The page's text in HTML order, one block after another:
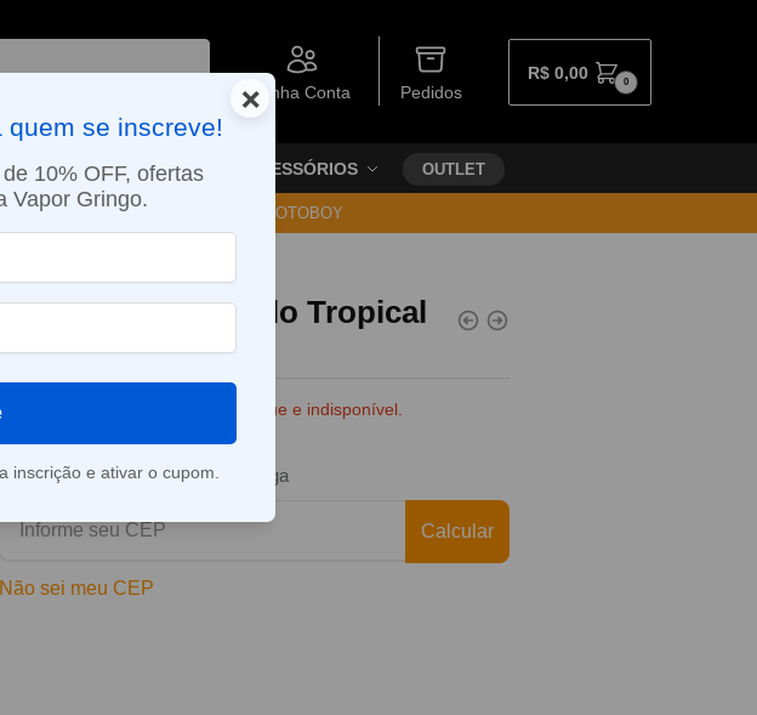
Minha Conta Pedidos
R$ 0,00 0
NICOTINA ORAL ACESSÓRIOS OUTLET
APROVADOS ATÉ 15:30 VIA MOTOBOY
Migo – Gelo Tropical
Este produto está fora de estoque e indisponível.
Consultar prazo e valor da entrega
Calcular
Não sei meu CEP
×
se inscreve!
10% OFF, ofertas
Vapor Gringo.
inscrição e ativar o cupom.